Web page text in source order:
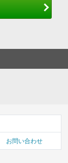
お問い合わせ